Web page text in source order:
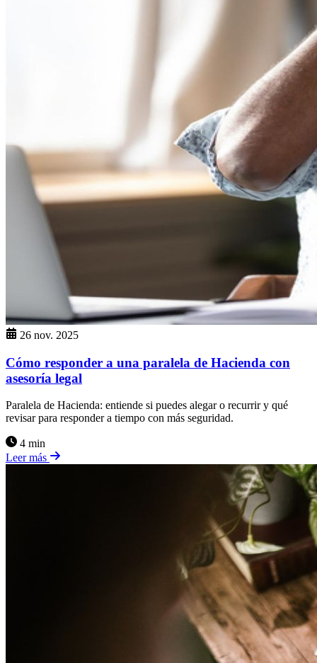
26 nov. 2025
Cómo responder a una paralela de Hacienda con
asesoría legal
Paralela de Hacienda: entiende si puedes alegar o recurrir y qué
revisar para responder a tiempo con más seguridad.
4 min
Leer más